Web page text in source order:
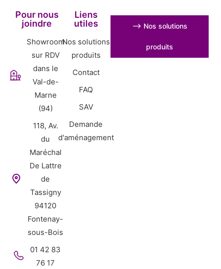
Pour nous
joindre
Showroom
sur RDV
dans le
Val-de-
Marne
(94)
118, Av.
du
Maréchal
De Lattre
de
Tassigny
94120
Fontenay-
sous-Bois
01 42 83
76 17
Liens
utiles
Nos solutions
produits
Contact
FAQ
SAV
Demande
d'aménagement
⟶ Nos solutions
produits